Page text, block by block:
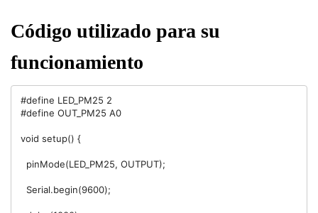
Código utilizado para su
funcionamiento
#define LED_PM25 2
#define OUT_PM25 A0
void setup() {